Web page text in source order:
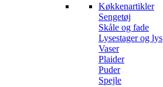
Køkkenartikler
Sengetøj
Skåle og fade
Lysestager og lys
Vaser
Plaider
Puder
Spejle